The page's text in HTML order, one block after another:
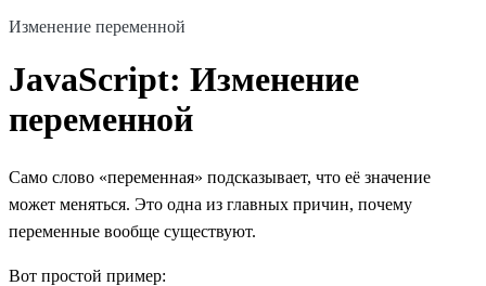
Изменение переменной
JavaScript: Изменение
переменной
Само слово «переменная» подсказывает, что её значение
может меняться. Это одна из главных причин, почему
переменные вообще существуют.
Вот простой пример: